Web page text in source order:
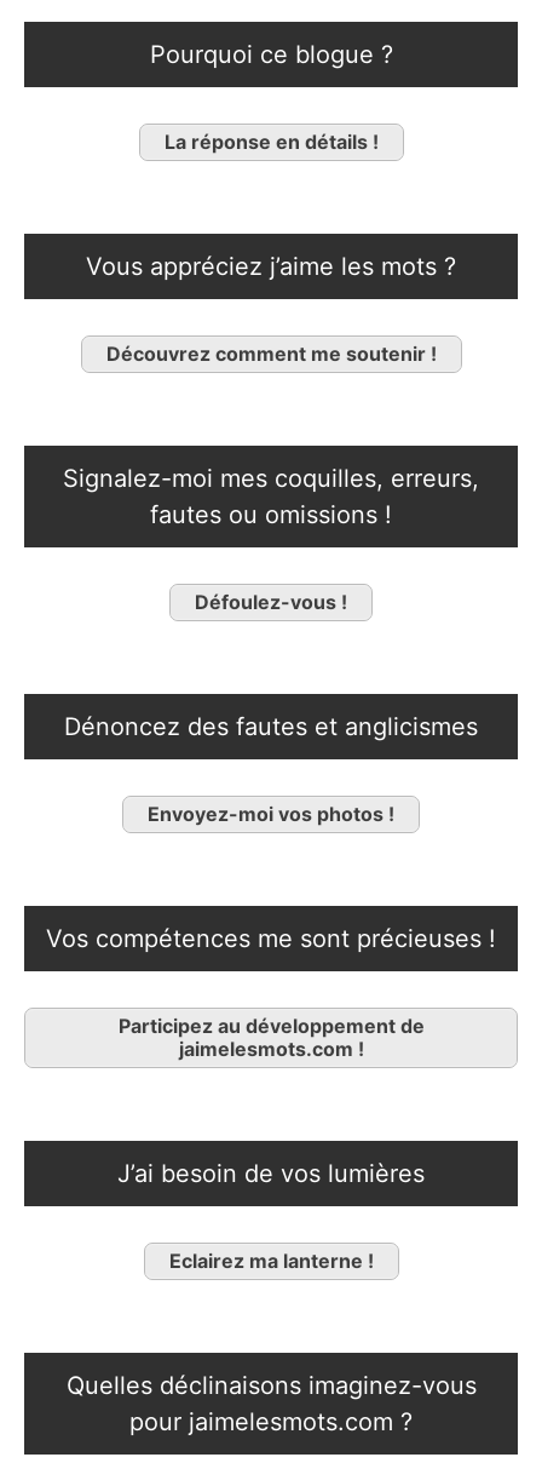
Pourquoi ce blogue ?
La réponse en détails !
Vous appréciez j’aime les mots ?
Découvrez comment me soutenir !
Signalez-moi mes coquilles, erreurs,
fautes ou omissions !
Défoulez-vous !
Dénoncez des fautes et anglicismes
Envoyez-moi vos photos !
Vos compétences me sont précieuses !
Participez au développement de
jaimelesmots.com !
J’ai besoin de vos lumières
Eclairez ma lanterne !
Quelles déclinaisons imaginez-vous
pour jaimelesmots.com ?